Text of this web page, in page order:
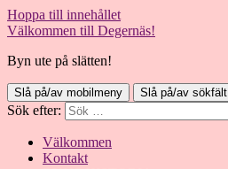
Hoppa till innehållet
Välkommen till Degernäs!
Byn ute på slätten!
Slå på/av mobilmeny Slå på/av sökfält
Sök efter:
Välkommen
Kontakt